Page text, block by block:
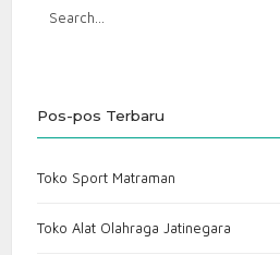
Pos-pos Terbaru
Toko Sport Matraman
Toko Alat Olahraga Jatinegara